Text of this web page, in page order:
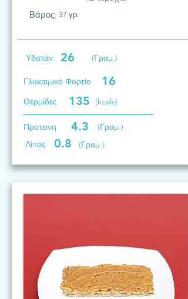
Βάρος: 37 γρ.
Υδατάν. 26 (Γραμ.)
Γλυκαιμικό Φορτίο 16
Θερμίδες 135 (kcals)
Προτεινη 4.3
(Γραμ.)
Λίπος
0.8 (Γραμ.)